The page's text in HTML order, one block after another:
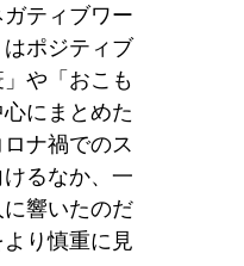
ティブワー
ポジティブ
や「おこも
にまとめた
ナ禍でのス
るなか、一
響いたのだ
り慎重に見